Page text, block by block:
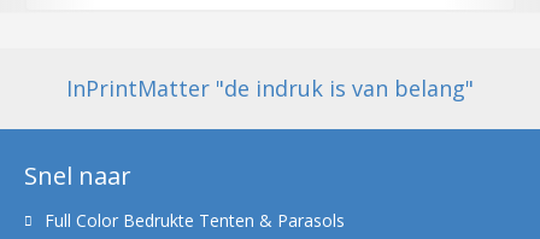
InPrintMatter "de indruk is van belang"
Snel naar
Full Color Bedrukte Tenten & Parasols